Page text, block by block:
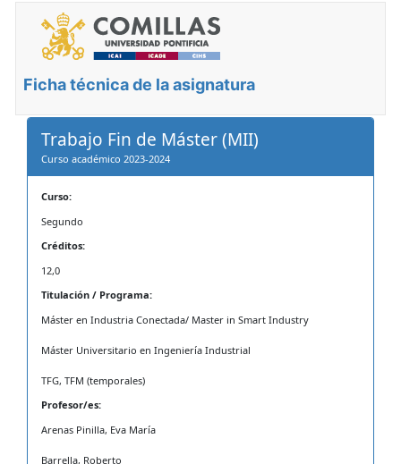
Ficha técnica de la asignatura
Trabajo Fin de Máster (MII)
Curso académico 2023-2024
Curso:
Segundo
Créditos:
12,0
Titulación / Programa:
Máster en Industria Conectada/ Master in Smart Industry
Máster Universitario en Ingeniería Industrial
TFG, TFM (temporales)
Profesor/es:
Arenas Pinilla, Eva María
Barrella, Roberto